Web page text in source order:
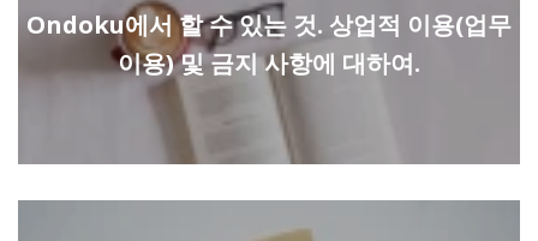
Ondoku에서 할 수 있는 것. 상업적 이용(업무
이용) 및 금지 사항에 대하여.